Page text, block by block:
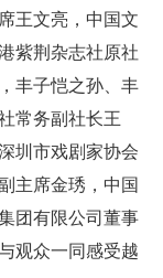
王文亮，中国文
紫荆杂志社原社
丰子恺之孙、丰
常务副社长王
圳市戏剧家协会
主席金琇，中国
团有限公司董事
观众一同感受越